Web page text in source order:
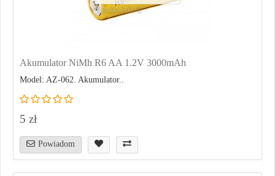
Akumulator NiMh R6 AA 1.2V 3000mAh
Model: AZ-062. Akumulator..
5 zł
Powiadom